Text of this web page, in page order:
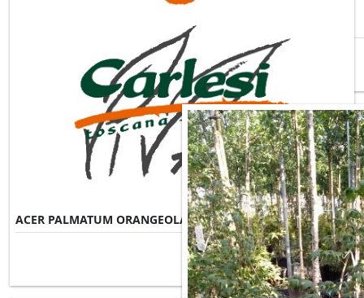
ACER PALMATUM FIREGLOW
ACER PALMATUM ORANGEOLA
Misure Disponibili ►